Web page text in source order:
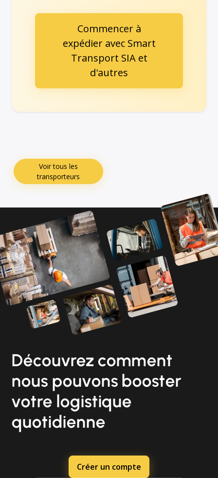
Commencer à
expédier avec Smart
Transport SIA et
d'autres
Voir tous les
transporteurs
Découvrez comment
nous pouvons booster
votre logistique
quotidienne
Créer un compte